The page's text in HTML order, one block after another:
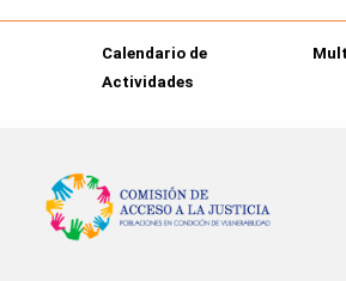
Calendario de
Actividades